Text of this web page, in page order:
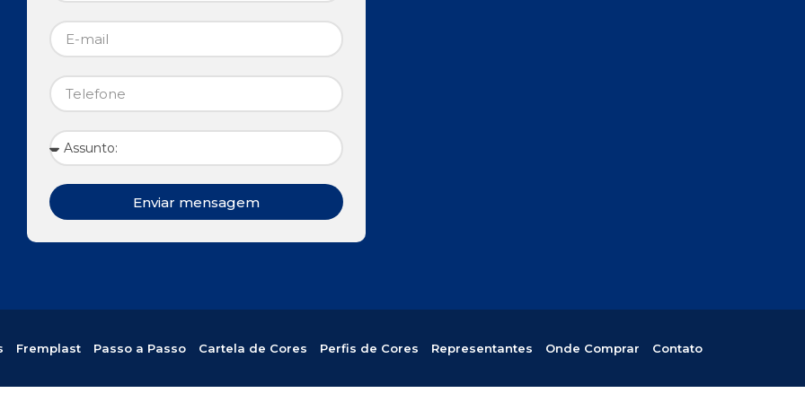
Enviar mensagem
Fremplast Passo a Passo Cartela de Cores Perfis de Cores Representantes Onde Comprar Contato